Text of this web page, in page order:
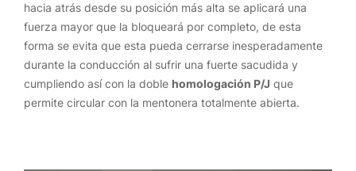
hacia atrás desde su posición más alta se aplicará una
fuerza mayor que la bloqueará por completo, de esta
forma se evita que esta pueda cerrarse inesperadamente
durante la conducción al sufrir una fuerte sacudida y
cumpliendo así con la doble homologación P/J que
permite circular con la mentonera totalmente abierta.